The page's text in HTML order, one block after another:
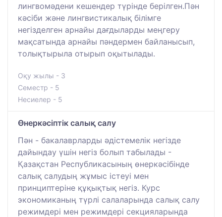
лингвомәдени кешендер түрінде берілген.Пән
кәсіби және лингвистикалық білімге
негізделген арнайы дағдыларды меңгеру
мақсатында арнайы пәндермен байланысып,
толықтырыла отырып оқытылады.
Оқу жылы - 3
Семестр - 5
Несиелер - 5
Өнеркәсіптік салық салу
Пән - бакалаврларды әдістемелік негізде
дайындау үшін негіз болып табылады -
Қазақстан Республикасының өнеркәсібінде
салық салудың жұмыс істеуі мен
принциптеріне құқықтық негіз. Курс
экономиканың түрлі салаларында салық салу
режимдері мен режимдері секцияларында